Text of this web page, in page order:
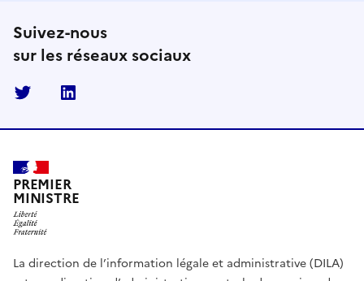
Suivez-nous
sur les réseaux sociaux
Twitter
PREMIER
MINISTRE
La direction de l’information légale et administrative (DILA)